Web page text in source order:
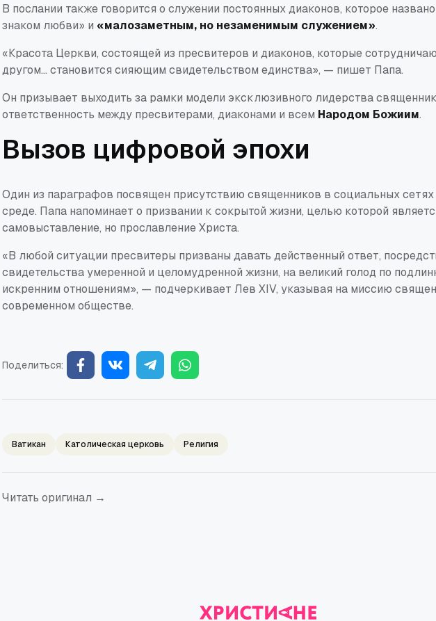
В послании также говорится о служении постоянных диаконов, которое названо
знаком любви» и «малозаметным, но незаменимым служением».
«Красота Церкви, состоящей из пресвитеров и диаконов, которые
другом... становится сияющим свидетельством единства», — пишет Папа.
Он призывает выходить за рамки модели эксклюзивного лидерства
ответственность между пресвитерами, диаконами и всем Народом Божиим.
Вызов цифровой эпохи
Один из параграфов посвящен присутствию священников в социальных
среде. Папа напоминает о призвании к сокрытой жизни, целью которой
самовыставление, но прославление Христа.
«В любой ситуации пресвитеры призваны давать действенный ответ,
свидетельства умеренной и целомудренной жизни, на великий голод по
искренним отношениям», — подчеркивает Лев XIV, указывая на миссию
современном обществе.
Поделиться:
Ватикан Католическая церковь Религия
Читать оригинал →